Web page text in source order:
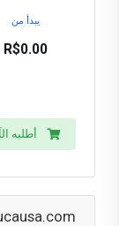
يبدأ من
R$0.00
أطلبه